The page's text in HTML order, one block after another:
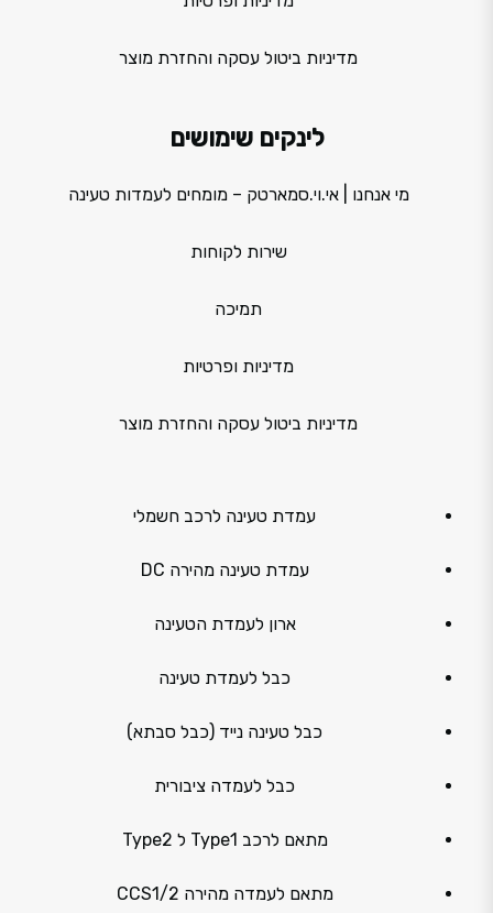
מדיניות ביטול עסקה והחזרת מוצר
לינקים שימושים
מי אנחנו | אי.וי.סמארטק – מומחים לעמדות טעינה
שירות לקוחות
תמיכה
מדיניות ופרטיות
מדיניות ביטול עסקה והחזרת מוצר
עמדת טעינה לרכב חשמלי
עמדת טעינה מהירה DC
ארון לעמדת הטעינה
כבל לעמדת טעינה
כבל טעינה נייד (כבל סבתא)
כבל לעמדה ציבורית
מתאם לרכב Type1 ל Type2
מתאם לעמדה מהירה CCS1/2